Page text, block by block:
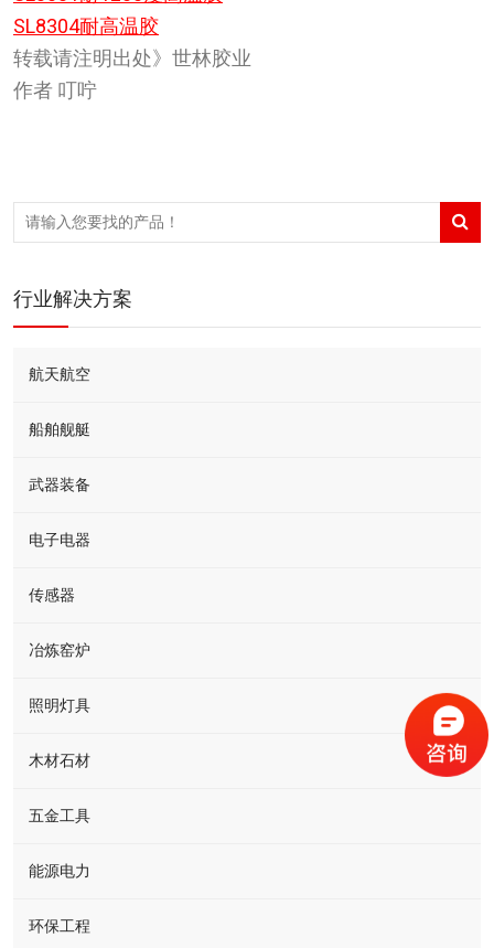
SL8304耐高温胶
转载请注明出处》世林胶业
作者 叮咛
行业解决方案
航天航空
船舶舰艇
武器装备
电子电器
传感器
冶炼窑炉
照明灯具
木材石材
五金工具
能源电力
环保工程